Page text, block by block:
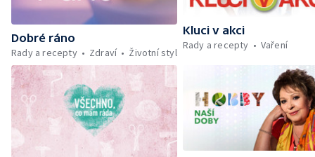
Dobré ráno
Rady a recepty
Zdraví Životní styl
Kluci v akci
Rady a recepty
Vaření